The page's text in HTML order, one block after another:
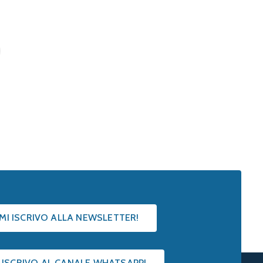
ISCRIVO ALLA NEWSLETTER!